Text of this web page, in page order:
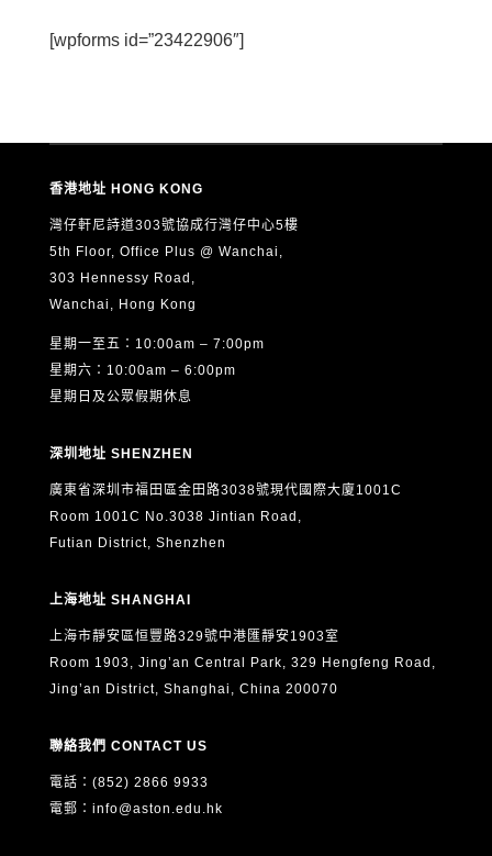
[wpforms id=”23422906″]
香港地址 HONG KONG
灣仔軒尼詩道303號協成行灣仔中心5樓
5th Floor, Office Plus @ Wanchai,
303 Hennessy Road,
Wanchai, Hong Kong
星期一至五：10:00am – 7:00pm
星期六：10:00am – 6:00pm
星期日及公眾假期休息
深圳地址 SHENZHEN
廣東省深圳市福田區金田路3038號現代國際大廈1001C
Room 1001C No.3038 Jintian Road,
Futian District, Shenzhen
上海地址 SHANGHAI
上海市靜安區恒豐路329號中港匯靜安1903室
Room 1903, Jing’an Central Park, 329 Hengfeng Road,
Jing’an District, Shanghai, China 200070
聯絡我們 CONTACT US
電話：(852) 2866 9933
電郵： info@aston.edu.hk